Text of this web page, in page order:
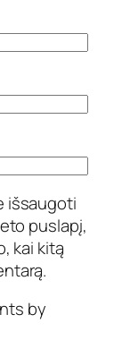
išsaugoti
puslapį,
kai kitą
by